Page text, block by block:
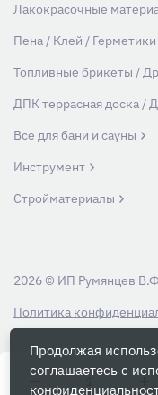
Лакокрасочные
Пена / Клей /
Топливные брикеты /
ДПК террасная доска /
Все для бани и сауны
Инструмент
Стройматериалы
Вся информация на данном
при каких условиях не
Политика
2026 © ИП Румянцев
Продолжая
соглашаетесь с